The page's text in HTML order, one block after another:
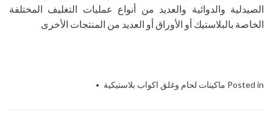
الصيدلية والدوائية والعديد من أنواع عمليات التغليف المختلفة
الخاصة بالبلاستيك أو الأوراق أو العديد من المنتجات الأخرى
Posted in ماكينات لحام وغلق اكواب بلاستيكية